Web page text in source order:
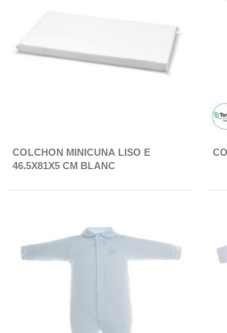
COLCHON MINICUNA LISO E
46.5X81X5 CM BLANC